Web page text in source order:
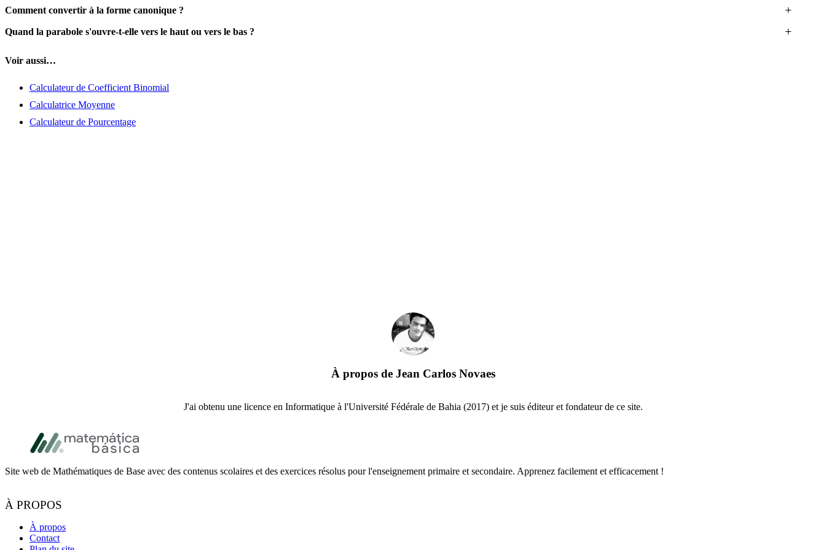
Comment convertir à la forme canonique ?
Quand la parabole s'ouvre-t-elle vers le haut ou vers le bas ?
Voir aussi…
Calculateur de Coefficient Binomial
Calculatrice Moyenne
Calculateur de Pourcentage
À propos de Jean Carlos Novaes
J'ai obtenu une licence en Informatique à l'Université Fédérale de Bahia (2017) et je suis éditeur et fondateur de ce site.
Footer
Site web de Mathématiques de Base avec des contenus scolaires et des exercices résolus pour l'enseignement primaire et secondaire. Apprenez facilement et efficacement !
À PROPOS
À propos
Contact